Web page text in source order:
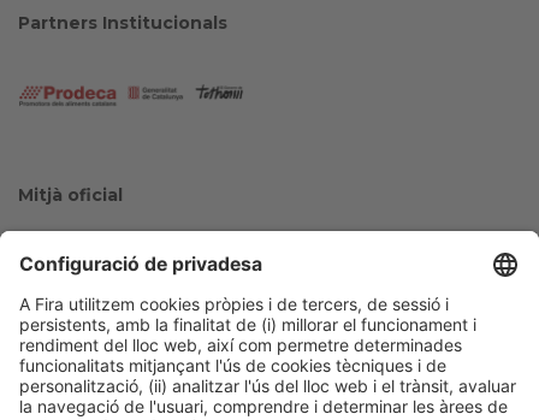
Partners Institucionals
Mitjà oficial